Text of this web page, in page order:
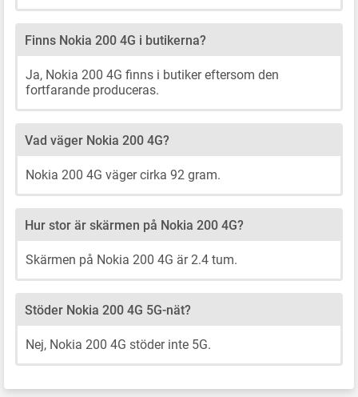
Finns Nokia 200 4G i butikerna?
Ja, Nokia 200 4G finns i butiker eftersom den
fortfarande produceras.
Vad väger Nokia 200 4G?
Nokia 200 4G väger cirka 92 gram.
Hur stor är skärmen på Nokia 200 4G?
Skärmen på Nokia 200 4G är 2.4 tum.
Stöder Nokia 200 4G 5G-nät?
Nej, Nokia 200 4G stöder inte 5G.